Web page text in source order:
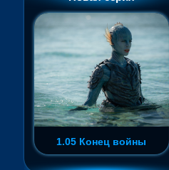
1.05 Конец войны